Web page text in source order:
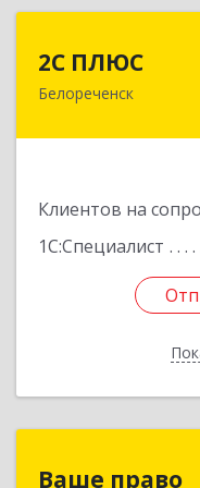
2С ПЛЮС
Белореченск
Клиентов на
1С:Специалист
352630,
Ваше право